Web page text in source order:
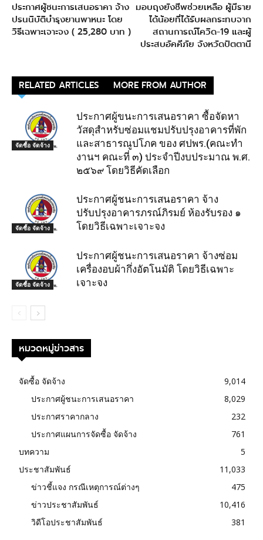
ประกาศผู้ชนะการเสนอราคา จ้าง
ปรนนิบัติบำรุงยานพาหนะ โดย
วิธีเฉพาะเจาะจง ( 25,280 บาท )
มอบถุงยังชีพช่วยเหลือ ผู้มีราย
ได้น้อยที่ได้รับผลกระทบจาก
สถานการณ์โควิด-19 และผู้
ประสบอัคคีภัย จังหวัดปัตตานี
RELATED ARTICLES MORE FROM AUTHOR
จัดซื้อ จัดจ้าง
ประกาศผู้ขนะการเสนอราคา ซื้อจัดหา
วัสดุสำหรับซ่อมแชมปรับปรุงอาคารที่พัก
และสาธารณูปโภค ของ ศปพร.(คณะทำ
งานฯ คณะที่ ๓) ประจำปีงบประมาณ พ.ศ.
๒๕๖๙ โดยวิธีคัดเลือก
จัดซื้อ จัดจ้าง
ประกาศผู้ชนะการเสนอราคา จ้าง
ปรับปรุงอาคารภรณ์ภิรมย์ ห้องรับรอง ๑
โดยวิธีเฉพาะเจาะจง
จัดซื้อ จัดจ้าง
ประกาศผู้ชนะการเสนอราคา จ้างซ่อม
เครื่องอบผ้ากึ่งอัตโนมัติ โดยวิธีเฉพาะ
เจาะจง
หมวดหมู่ข่าวสาร
จัดซื้อ จัดจ้าง
9,014
ประกาศผู้ชนะการเสนอราคา
8,029
ประกาศราคากลาง
232
ประกาศแผนการจัดซื้อ จัดจ้าง
761
บทความ
5
ประชาสัมพันธ์
11,033
ข่าวชี้แจง กรณีเหตุการณ์ต่างๆ
475
ข่าวประชาสัมพันธ์
10,416
วิดีโอประชาสัมพันธ์
381